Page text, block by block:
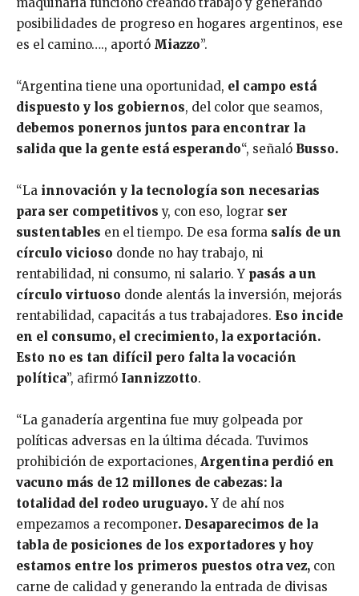
maquinaria funcionó creando trabajo y generando
posibilidades de progreso en hogares argentinos, ese
es el camino…., aportó Miazzo”.
“Argentina tiene una oportunidad, el campo está
dispuesto y los gobiernos, del color que seamos,
debemos ponernos juntos para encontrar la
salida que la gente está esperando“, señaló Busso.
“La innovación y la tecnología son necesarias
para ser competitivos y, con eso, lograr ser
sustentables en el tiempo. De esa forma salís de un
círculo vicioso donde no hay trabajo, ni
rentabilidad, ni consumo, ni salario. Y pasás a un
círculo virtuoso donde alentás la inversión, mejorás
rentabilidad, capacitás a tus trabajadores. Eso incide
en el consumo, el crecimiento, la exportación.
Esto no es tan difícil pero falta la vocación
política”, afirmó Iannizzotto.
“La ganadería argentina fue muy golpeada por
políticas adversas en la última década. Tuvimos
prohibición de exportaciones, Argentina perdió en
vacuno más de 12 millones de cabezas: la
totalidad del rodeo uruguayo.Y de ahí nos
empezamos a recomponer. Desaparecimos de la
tabla de posiciones de los exportadores y hoy
estamos entre los primeros puestos otra vez, con
carne de calidad y generando la entrada de divisas